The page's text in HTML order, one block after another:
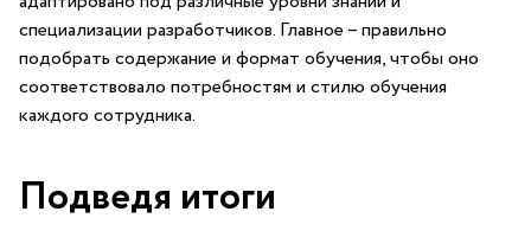
специализации разработчиков. Главное – правильно
⁣подобрать содержание и формат обучения, чтобы оно
соответствовало потребностям ⁢и стилю обучения
каждого сотрудника.​
Подведя итоги